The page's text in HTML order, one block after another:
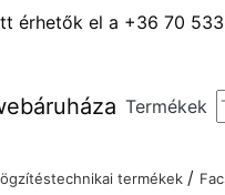
érhetők el a +36 70
Termékek
termékek /